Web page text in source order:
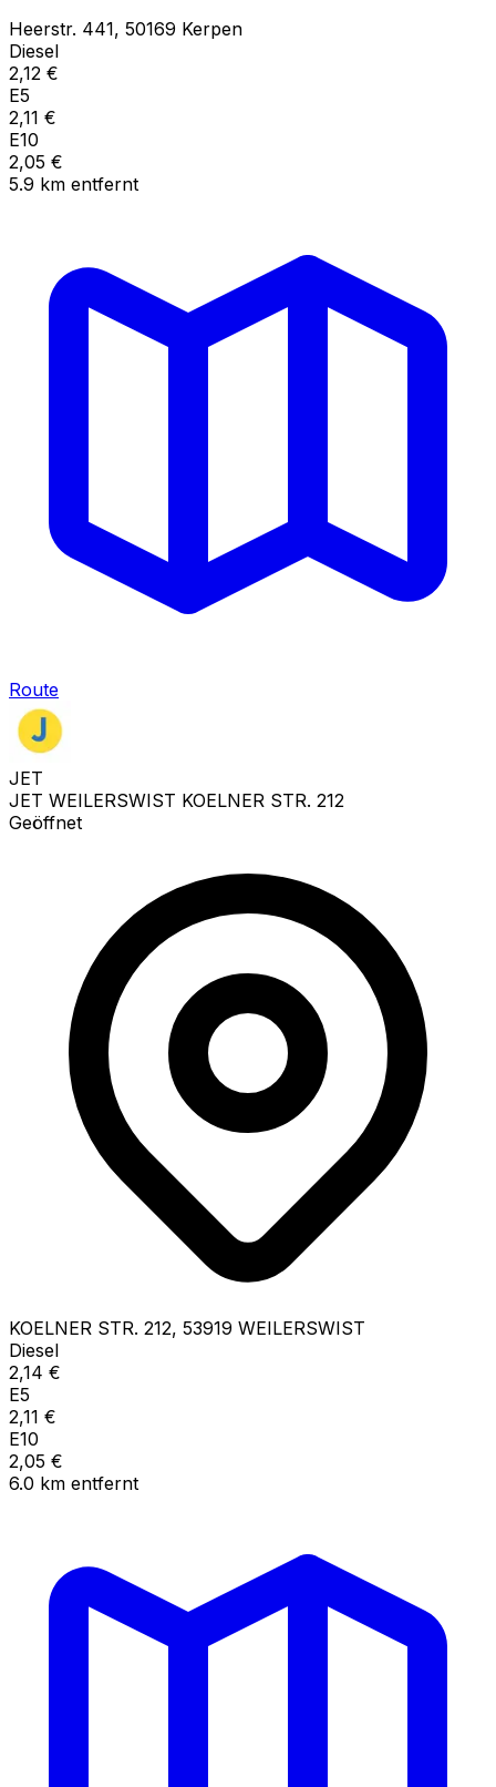
Heerstr. 441, 50169 Kerpen
Diesel
2,12 €
E5
2,11 €
E10
2,05 €
5.9 km entfernt
Route
JET
JET WEILERSWIST KOELNER STR. 212
Geöffnet
KOELNER STR. 212, 53919 WEILERSWIST
Diesel
2,14 €
E5
2,11 €
E10
2,05 €
6.0 km entfernt